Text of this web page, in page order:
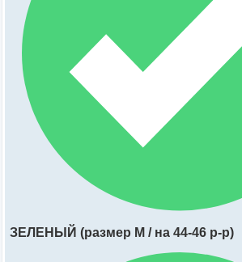
ЗЕЛЕНЫЙ (размер М / на 44-46 р-р)